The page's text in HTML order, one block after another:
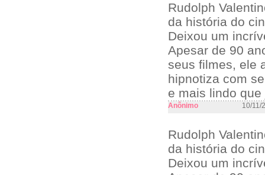
Rudolph
da história do
Deixou um
Apesar de 90
seus filmes, ele
hipnotiza com
e mais lindo
Anônimo 10/11/
Rudolph
da história do
Deixou um